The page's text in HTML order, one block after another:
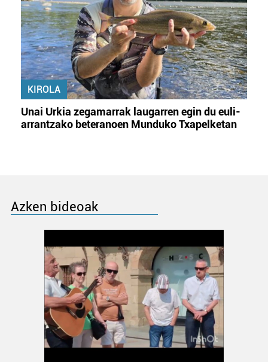
KIROLA
Unai Urkia zegamarrak laugarren egin du euli-
arrantzako beteranoen Munduko Txapelketan
Azken bideoak